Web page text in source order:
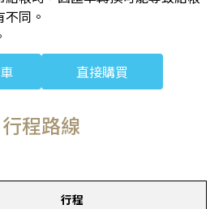
同。
直接購買
行程路線
行程